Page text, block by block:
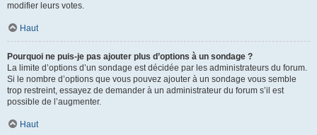
modifier leurs votes.
Haut
Pourquoi ne puis-je pas ajouter plus d’options à un sondage ?
La limite d’options d’un sondage est décidée par les administrateurs du forum.
Si le nombre d’options que vous pouvez ajouter à un sondage vous semble
trop restreint, essayez de demander à un administrateur du forum s’il est
possible de l’augmenter.
Haut